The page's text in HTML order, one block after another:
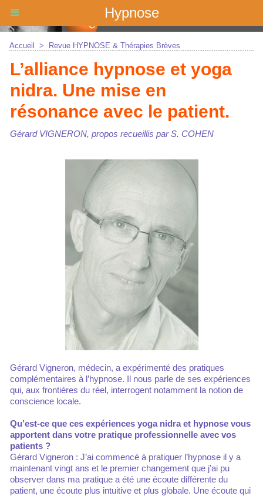
Hypnose
Accueil > Revue HYPNOSE & Thérapies Brèves
L’alliance hypnose et yoga
nidra. Une mise en
résonance avec le patient.
Gérard VIGNERON, propos recueillis par S. COHEN
Gérard Vigneron, médecin, a expérimenté des pratiques
complémentaires à l’hypnose. Il nous parle de ses expériences
qui, aux frontières du réel, interrogent notamment la notion de
conscience locale.
Qu’est-ce que ces expériences yoga nidra et hypnose vous
apportent dans votre pratique professionnelle avec vos
patients ?
Gérard Vigneron : J’ai commencé à pratiquer l’hypnose il y a
maintenant vingt ans et le premier changement que j’ai pu
observer dans ma pratique a été une écoute différente du
patient, une écoute plus intuitive et plus globale. Une écoute qui